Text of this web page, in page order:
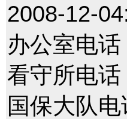
2008-12-04:
办公室电话
看守所电话
国保大队电